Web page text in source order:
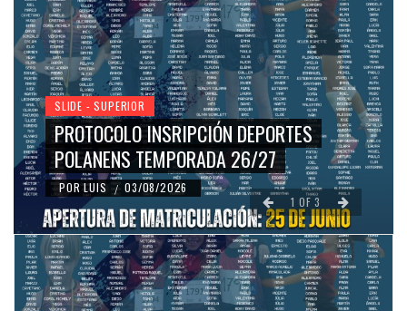
SLIDE - SUPERIOR
ABIERTO EL PROCESO DE INSCRIPCIÓN
AULA VESPERTINA POLANENS
POR LUIS / 29/07/2026
1 OF3